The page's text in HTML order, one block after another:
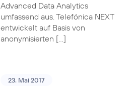
Advanced Data Analytics
umfassend aus. Telefónica NEXT
entwickelt auf Basis von
anonymisierten […]
23. Mai 2017